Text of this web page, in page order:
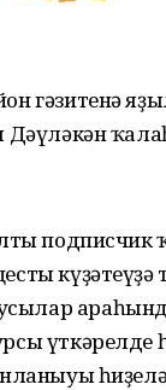
гәзитенә
Дәүләкән
күҙәтеүҙә
үткәрелде
һиҙелә